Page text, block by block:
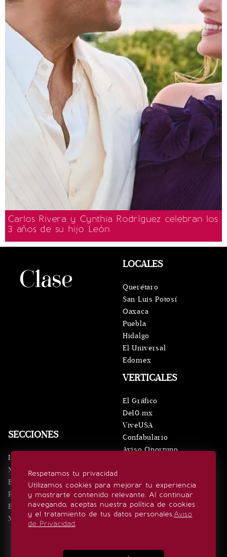
Carlos Rivera y Cynthia Rodríguez celebran los
3 años de su hijo León
Respetamos tu privacidad
Utilizamos cookies para mejorar tu experiencia
y mostrarte contenido relevante. Al continuar
navegando, aceptas nuestra política de cookies
y el tratamiento de tus datos personales.Aviso
de Privacidad.
SECCIONES
Inicio
Noticias
Eventos
Realeza
Estilo de vida
Minuto x Minuto
VERTICALES
El Gráfico
De10.mx
ViveUSA
Confabulario
Aviso Oportuno
LOCALES
Querétaro
San Luis Potosí
Oaxaca
Puebla
Hidalgo
El Universal
Edomex
SÍGUENOS